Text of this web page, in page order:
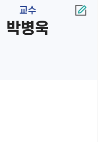
교수
박병욱